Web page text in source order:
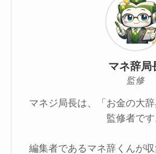
マネ辞局
監修
マネジ局長は、「お金の大
監修者です
編集者であるマネ辞くんが